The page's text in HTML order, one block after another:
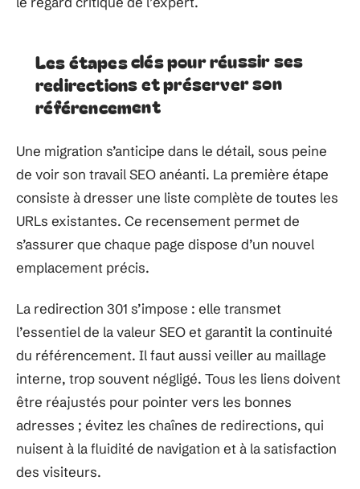
Les étapes clés pour réussir ses
redirections et préserver son
référencement
Une migration s’anticipe dans le détail, sous peine
de voir son travail SEO anéanti. La première étape
consiste à dresser une liste complète de toutes les
URLs existantes. Ce recensement permet de
s’assurer que chaque page dispose d’un nouvel
emplacement précis.
La redirection 301 s’impose : elle transmet
l’essentiel de la valeur SEO et garantit la continuité
du référencement. Il faut aussi veiller au maillage
interne, trop souvent négligé. Tous les liens doivent
être réajustés pour pointer vers les bonnes
adresses ; évitez les chaînes de redirections, qui
nuisent à la fluidité de navigation et à la satisfaction
des visiteurs.